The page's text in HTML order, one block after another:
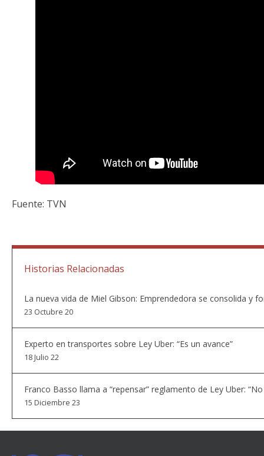
Fuente: TVN
Historias Relacionadas
La nueva vida de Miel Gibson: Emprendedora se consolida y
23 Octubre 20
Experto en transportes sobre Ley Uber: “Es un avance”
18 Julio 22
Franco Basso llama a “repensar” reglamento de Ley Uber:
15 Diciembre 23